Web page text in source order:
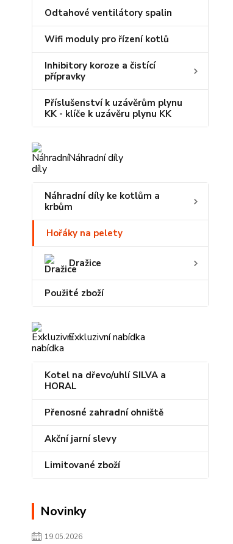
Odtahové ventilátory spalin
Wifi moduly pro řízení kotlů
Inhibitory koroze a čistící
přípravky
Příslušenství k uzávěrům plynu
KK - klíče k uzávěru plynu KK
Náhradní díly
Náhradní díly ke kotlům a
krbům
Hořáky na pelety
Dražice
Použité zboží
Exkluzivní nabídka
Kotel na dřevo/uhlí SILVA a
HORAL
Přenosné zahradní ohniště
Akční jarní slevy
Limitované zboží
Novinky
19.05.2026